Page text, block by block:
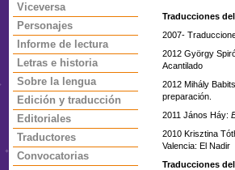
Viceversa
Personajes
Informe de lectura
Letras e historia
Sobre la lengua
Edición y traducción
Editoriales
Traductores
Convocatorias
Traducciones
2007-
2012 György
Acantilado
2012 Mihály
preparación.
2011 János Háy:
2010 Krisztina
Valencia: El Nadir
Traducciones